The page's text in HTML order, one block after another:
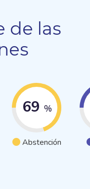
de las
69 %
Abstención